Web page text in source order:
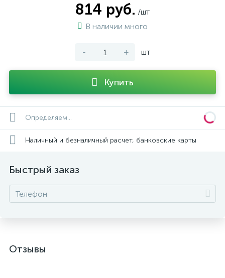
814 руб. /шт
В наличии много
- + шт
Купить
Определяем...
Наличный и безналичный расчет, банковские карты
Быстрый заказ
Отзывы